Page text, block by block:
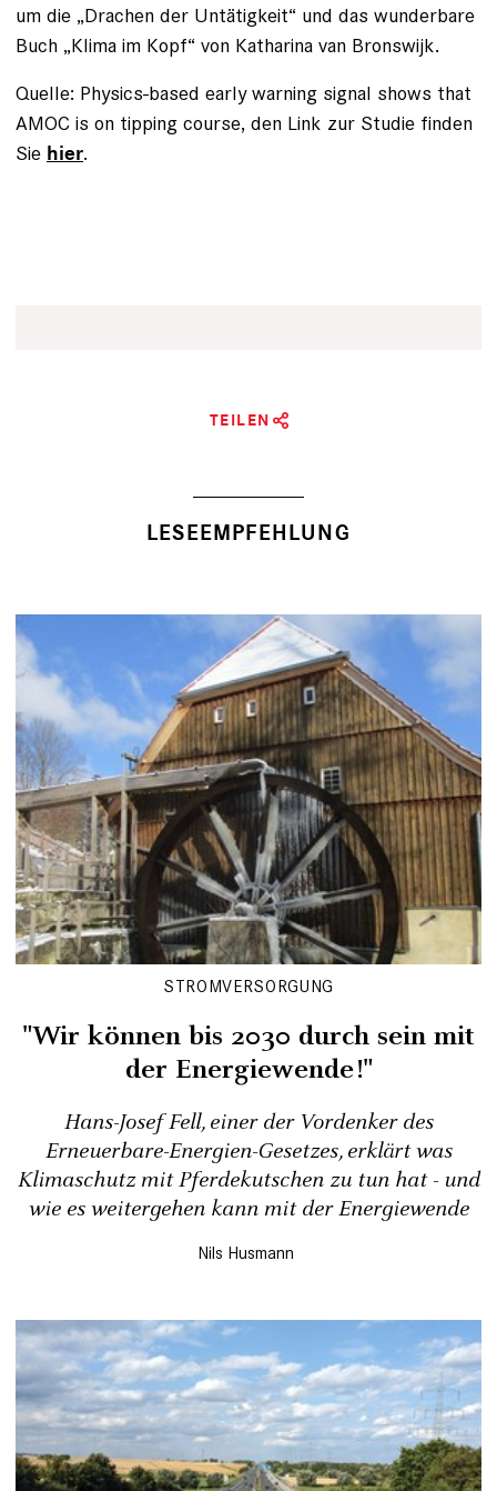
um die „Drachen der Untätigkeit“ und das wunderbare
Buch „Klima im Kopf“ von Katharina van Bronswijk.
Quelle: Physics-based early warning signal shows that
AMOC is on tipping course, den Link zur Studie finden
Sie hier.
TEILEN
LESEEMPFEHLUNG
STROMVERSORGUNG
"Wir können bis 2030 durch sein mit
der Energiewende!"
Hans-Josef Fell, einer der Vordenker des
Erneuerbare-Energien-Gesetzes, erklärt was
Klimaschutz mit Pferdekutschen zu tun hat - und
wie es weitergehen kann mit der Energiewende
Nils Husmann